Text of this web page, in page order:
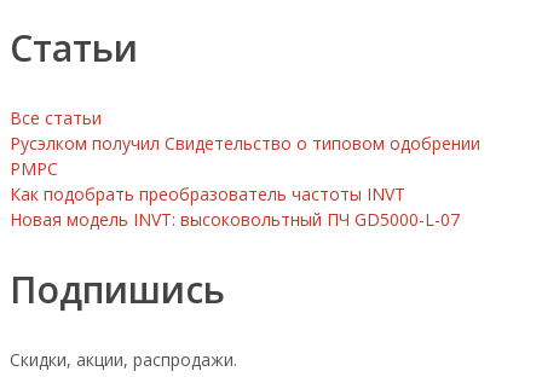
Статьи
Все статьи
Русэлком получил Свидетельство о типовом одобрении
РМРС
Как подобрать преобразователь частоты INVT
Новая модель INVT: высоковольтный ПЧ GD5000-L-07
Подпишись
Скидки, акции, распродажи.